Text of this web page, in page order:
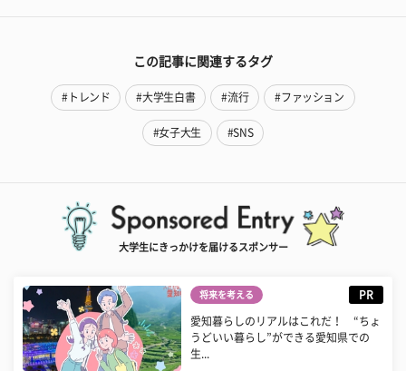
この記事に関連するタグ
#トレンド #大学生白書 #流行 #ファッション
#女子大生 #SNS
大学生にきっかけを届けるスポンサー
将来を考える PR
愛知暮らしのリアルはこれだ！ “ちょ
うどいい暮らし”ができる愛知県での
生...